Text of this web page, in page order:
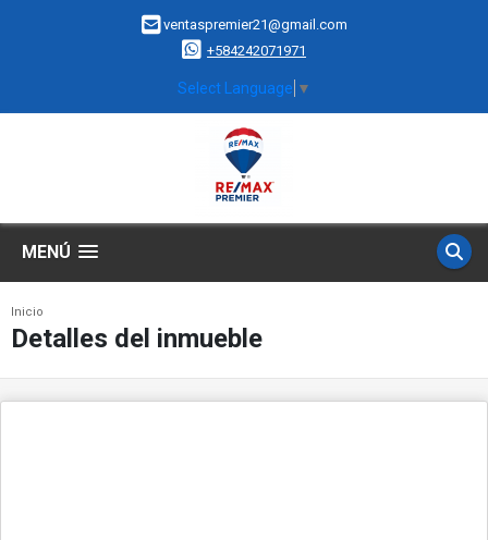
ventaspremier21@gmail.com
+584242071971
Select Language ▼
MENÚ
Inicio
Detalles del inmueble